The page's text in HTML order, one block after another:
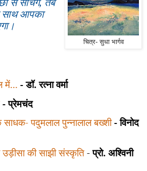
चित्र- सुधा भार्गव
साथ आपका
में... - डॉ. रत्ना वर्मा
- प्रेमचंद
साधक-पदुमलाल पुन्नालाल बख्शी - विनोद
की साझी संस्कृति -प्रो. अश्विनी